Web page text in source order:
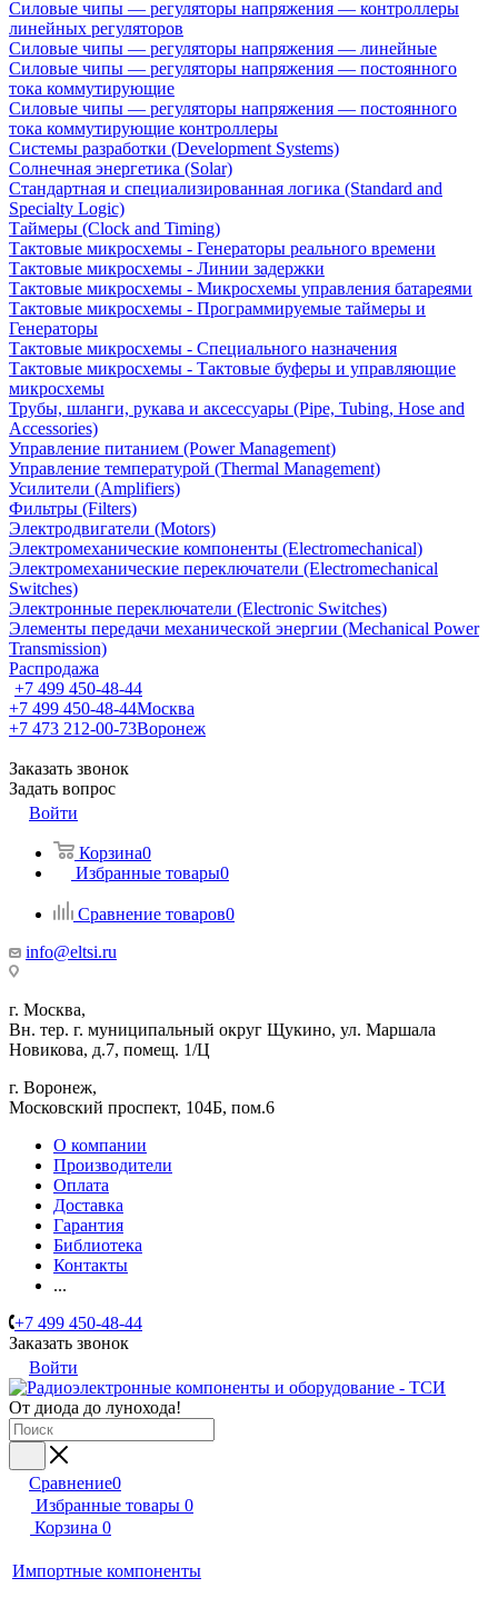
Силовые чипы — регуляторы напряжения — контроллеры
линейных регуляторов
Силовые чипы — регуляторы напряжения — линейные
Силовые чипы — регуляторы напряжения — постоянного
тока коммутирующие
Силовые чипы — регуляторы напряжения — постоянного
тока коммутирующие контроллеры
Системы разработки (Development Systems)
Солнечная энергетика (Solar)
Стандартная и специализированная логика (Standard and
Specialty Logic)
Таймеры (Clock and Timing)
Тактовые микросхемы - Генераторы реального времени
Тактовые микросхемы - Линии задержки
Тактовые микросхемы - Микросхемы управления батареями
Тактовые микросхемы - Программируемые таймеры и
Генераторы
Тактовые микросхемы - Специального назначения
Тактовые микросхемы - Тактовые буферы и управляющие
микросхемы
Трубы, шланги, рукава и аксессуары (Pipe, Tubing, Hose and
Accessories)
Управление питанием (Power Management)
Управление температурой (Thermal Management)
Усилители (Amplifiers)
Фильтры (Filters)
Электродвигатели (Motors)
Электромеханические компоненты (Electromechanical)
Электромеханические переключатели (Electromechanical
Switches)
Электронные переключатели (Electronic Switches)
Элементы передачи механической энергии (Mechanical Power
Transmission)
Распродажа
+7 499 450-48-44
+7 499 450-48-44Москва
+7 473 212-00-73Воронеж
Заказать звонок
Задать вопрос
Войти
Корзина0
Избранные товары0
Сравнение товаров0
info@eltsi.ru
г. Москва,
Вн. тер. г. муниципальный округ Щукино, ул. Маршала
Новикова, д.7, помещ. 1/Ц
г. Воронеж,
​Московский проспект, 104Б, пом.6
О компании
Производители
Оплата
Доставка
Гарантия
Библиотека
Контакты
...
+7 499 450-48-44
Заказать звонок
Войти
От диода до лунохода!
Сравнение0
Избранные товары 0
Корзина 0
Импортные компоненты